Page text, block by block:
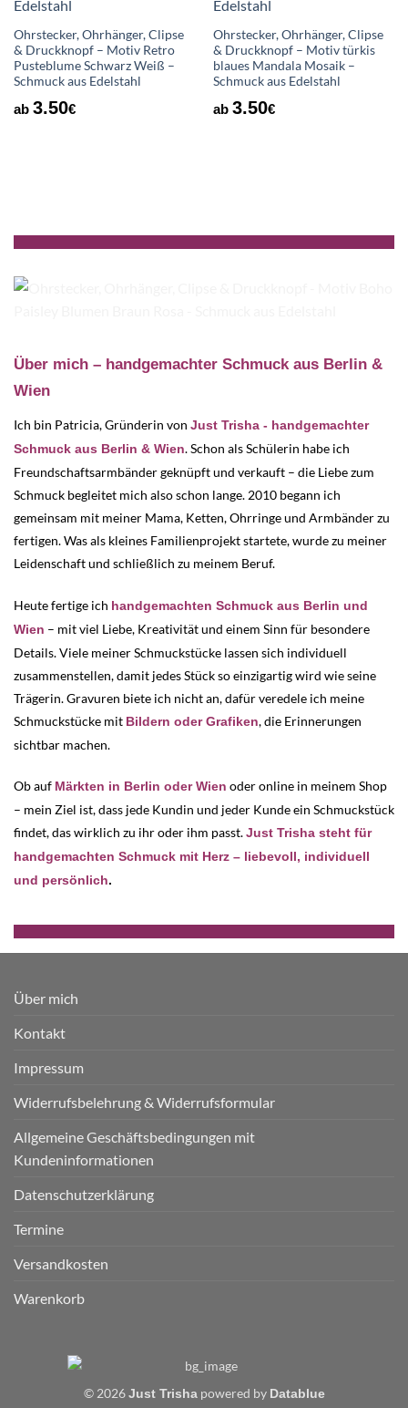
Ohrstecker, Ohrhänger, Clipse
& Druckknopf – Motiv Retro
Pusteblume Schwarz Weiß –
Schmuck aus Edelstahl
ab 3.50€
Ohrstecker, Ohrhänger, Clipse
& Druckknopf – Motiv türkis
blaues Mandala Mosaik –
Schmuck aus Edelstahl
ab 3.50€
Über mich – handgemachter Schmuck aus Berlin &
Wien
Ich bin Patricia, Gründerin von Just Trisha - handgemachter
Schmuck aus Berlin & Wien. Schon als Schülerin habe ich
Freundschaftsarmbänder geknüpft und verkauft – die Liebe zum
Schmuck begleitet mich also schon lange. 2010 begann ich
gemeinsam mit meiner Mama, Ketten, Ohrringe und Armbänder zu
fertigen. Was als kleines Familienprojekt startete, wurde zu meiner
Leidenschaft und schließlich zu meinem Beruf.
Heute fertige ich handgemachten Schmuck aus Berlin und
Wien – mit viel Liebe, Kreativität und einem Sinn für besondere
Details. Viele meiner Schmuckstücke lassen sich individuell
zusammenstellen, damit jedes Stück so einzigartig wird wie seine
Trägerin. Gravuren biete ich nicht an, dafür veredele ich meine
Schmuckstücke mit Bildern oder Grafiken, die Erinnerungen
sichtbar machen.
Ob auf Märkten in Berlin oder Wien oder online in meinem Shop
– mein Ziel ist, dass jede Kundin und jeder Kunde ein Schmuckstück
findet, das wirklich zu ihr oder ihm passt.Just Trisha steht für
handgemachten Schmuck mit Herz – liebevoll, individuell
und persönlich.
Über mich
Kontakt
Impressum
Widerrufsbelehrung & Widerrufsformular
Allgemeine Geschäftsbedingungen mit
Kundeninformationen
Datenschutzerklärung
Termine
Versandkosten
Warenkorb
© 2026Just Trishapowered by Datablue